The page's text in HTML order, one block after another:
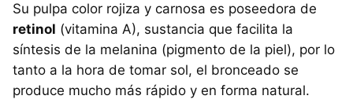
Su pulpa color rojiza y carnosa es poseedora de
retinol (vitamina A), sustancia que facilita la
síntesis de la melanina (pigmento de la piel), por lo
tanto a la hora de tomar sol, el bronceado se
produce mucho más rápido y en forma natural.